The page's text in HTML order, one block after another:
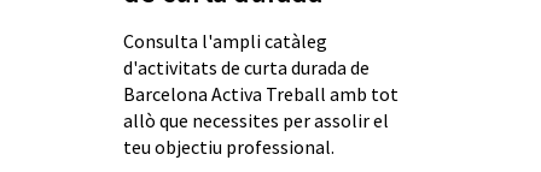
Consulta l'ampli catàleg
d'activitats de curta durada de
Barcelona Activa Treball amb tot
allò que necessites per assolir el
teu objectiu professional.